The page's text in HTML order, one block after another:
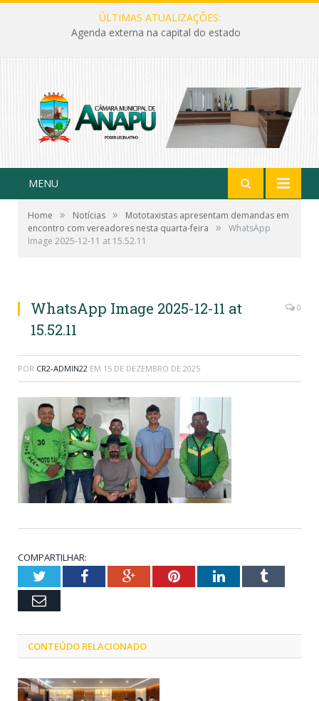
ÚLTIMAS ATUALIZAÇÕES:
Agenda externa na capital do estado
MENU
Home » Notícias »
Mototaxistas apresentam demandas em
encontro com vereadores nesta quarta-feira
»
WhatsApp
Image 2025-12-11 at 15.52.11
WhatsApp Image 2025-12-11 at
15.52.11
0
POR CR2-ADMIN22 EM 15 DE DEZEMBRO DE 2025
COMPARTILHAR:
TwitterFacebookGoogle+PinterestLinkedInTumblr
Email
CONTEÚDO RELACIONADO